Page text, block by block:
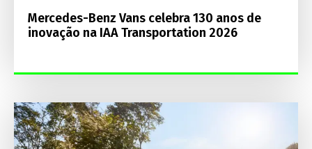
Mercedes-Benz Vans celebra 130 anos de
inovação na IAA Transportation 2026